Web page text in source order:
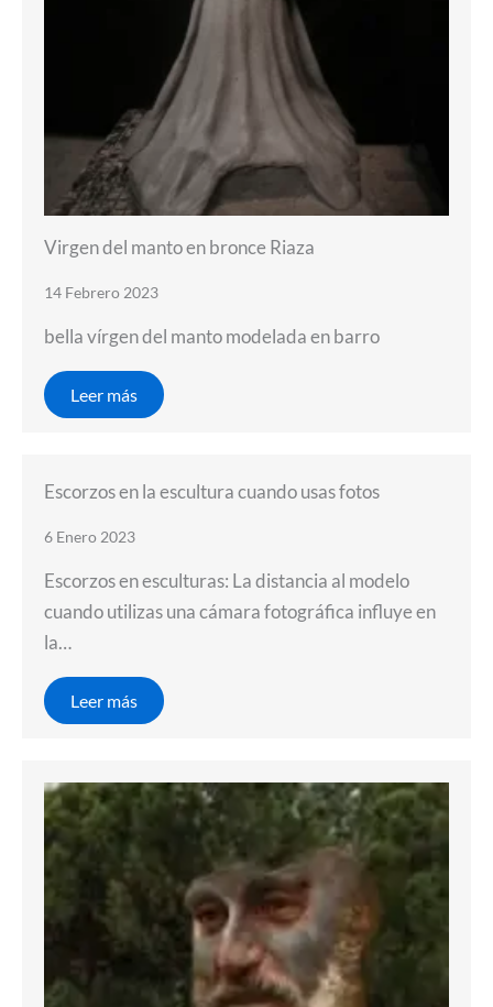
Virgen del manto en bronce Riaza
14 Febrero 2023
bella vírgen del manto modelada en barro
Leer más
Escorzos en la escultura cuando usas fotos
6 Enero 2023
Escorzos en esculturas: La distancia al modelo
cuando utilizas una cámara fotográfica influye en
la…
Leer más